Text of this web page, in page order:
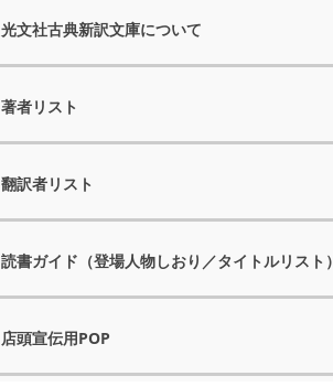
光文社古典新訳文庫について
著者リスト
翻訳者リスト
読書ガイド（登場人物しおり／タイトルリスト）
店頭宣伝用POP